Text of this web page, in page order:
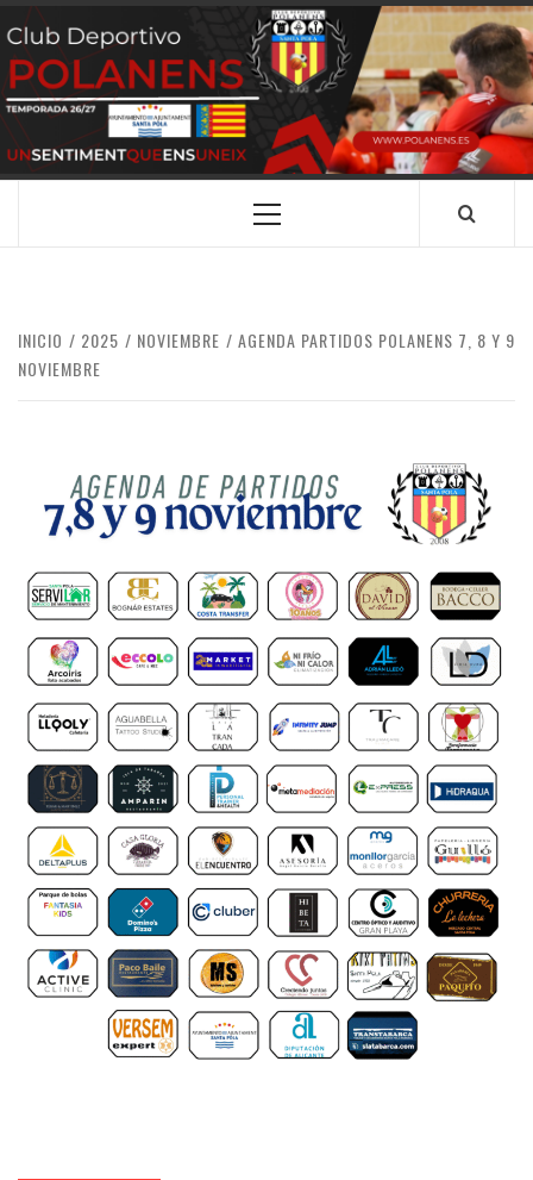
Saltar
al
contenido
CLUB
DEPORTIVO
POLANENS
SANTA POLA
Menú
INICIO 2025 NOVIEMBRE
AGENDA PARTIDOS POLANENS 7, 8 Y 9
NOVIEMBRE